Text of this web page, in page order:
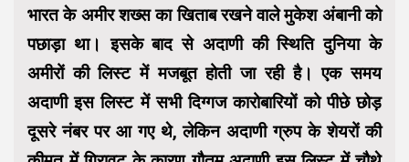
भारत के अमीर शख्स का खिताब रखने वाले मुकेश अंबानी को
पछाड़ा था। इसके बाद से अदाणी की स्थिति दुनिया के
अमीरों की लिस्ट में मजबूत होती जा रही है। एक समय
अदाणी इस लिस्ट में सभी दिग्गज कारोबारियों को पीछे छोड़
दूसरे नंबर पर आ गए थे, लेकिन अदाणी ग्रुप के शेयरों की